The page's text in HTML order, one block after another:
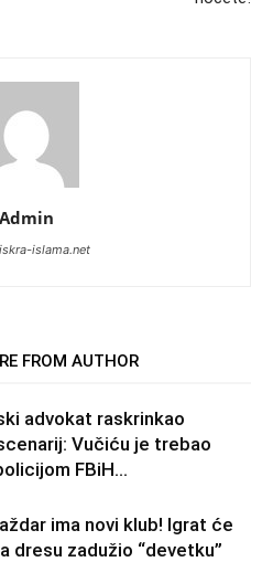
Admin
islama.net
FROM AUTHOR
advokat raskrinkao
Vučiću je trebao
FBiH…
ima novi klub! Igrat će
dresu zadužio “devetku”